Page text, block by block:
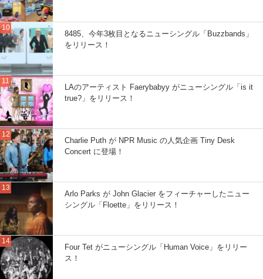
8485、今年3枚目となるニューシングル「Buzzbands」
をリリース！
LAのアーティスト Faerybabyy がニューシングル「is it
true?」をリリース！
Charlie Puth が NPR Music の人気企画 Tiny Desk
Concert に登場！
Arlo Parks が John Glacier をフィーチャーしたニュー
シングル「Floette」をリリース！
Four Tet がニューシングル「Human Voice」をリリー
ス！